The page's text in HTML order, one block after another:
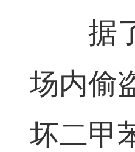
据了
场内偷
坏二甲